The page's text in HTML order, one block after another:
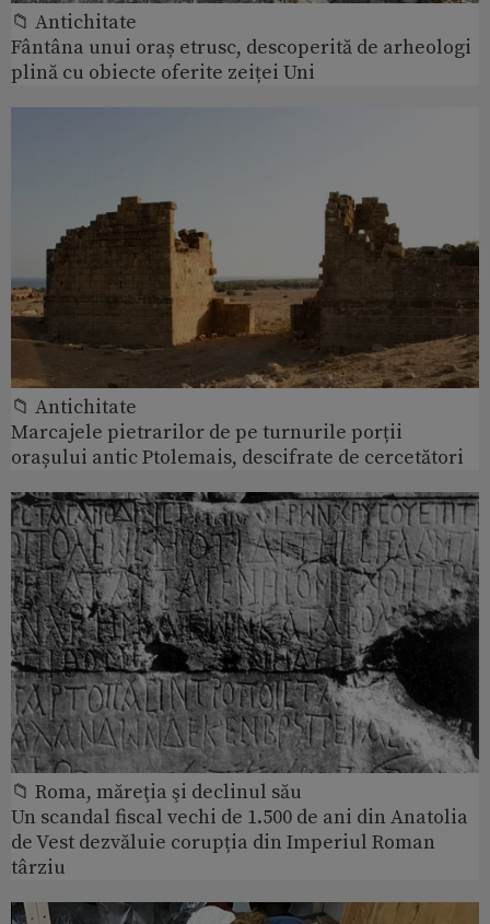
📁 Antichitate
Fântâna unui oraș etrusc, descoperită de arheologi
plină cu obiecte oferite zeiței Uni
📁 Antichitate
Marcajele pietrarilor de pe turnurile porții
orașului antic Ptolemais, descifrate de cercetători
📁 Roma, măreţia şi declinul său
Un scandal fiscal vechi de 1.500 de ani din Anatolia
de Vest dezvăluie corupția din Imperiul Roman
târziu